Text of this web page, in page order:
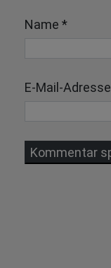
Name *
E-Mail-Adresse